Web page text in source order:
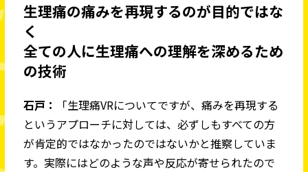
生理痛の痛みを再現するのが目的ではな
く
全ての人に生理痛への理解を深めるため
の技術
石戸：
「生理痛VRについてですが、痛みを再現する
というアプローチに対しては、必ずしもすべての方
が肯定的ではなかったのではないかと推察していま
す。実際にはどのような声や反応が寄せられたので